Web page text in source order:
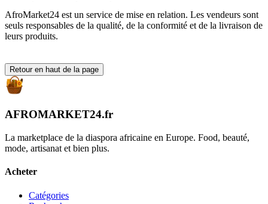
AfroMarket24 est un service de mise en relation. Les vendeurs sont
seuls responsables de la qualité, de la conformité et de la livraison de
leurs produits.
Retour en haut de la page
AFROMARKET24.fr
La marketplace de la diaspora africaine en Europe. Food, beauté,
mode, artisanat et bien plus.
Acheter
Catégories